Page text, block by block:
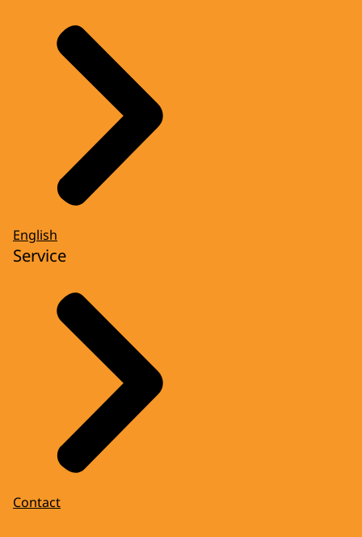
English
Service
Contact